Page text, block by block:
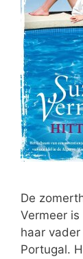
De
Vermeer
haar vader
Portugal.